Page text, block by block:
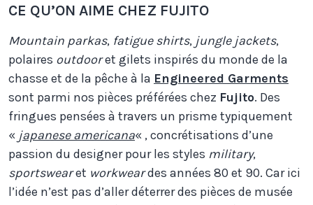
CE QU’ON AIME CHEZ FUJITO
Mountain parkas, fatigue shirts, jungle jackets,
polaires outdooret gilets inspirés du monde de la
chasse et de la pêche à la Engineered Garments
sont parmi nos pièces préférées chez Fujito. Des
fringues pensées à travers un prisme typiquement
« japanese americana« , concrétisations d’une
passion du designer pour les styles military,
sportswearet workweardes années 80 et 90. Car ici
l’idée n’est pas d’aller déterrer des pièces de musée